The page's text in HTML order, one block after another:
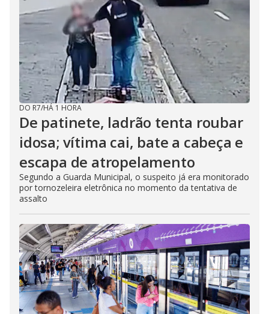
DO R7/HÁ 1 HORA
De patinete, ladrão tenta roubar
idosa; vítima cai, bate a cabeça e
escapa de atropelamento
Segundo a Guarda Municipal, o suspeito já era monitorado
por tornozeleira eletrônica no momento da tentativa de
assalto